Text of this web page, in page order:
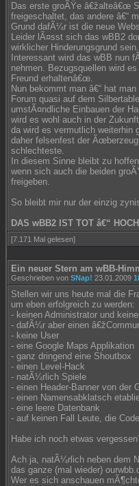
Das erste groÃŸe â€žalteâ€œ
freigeschaltet, das andere â€“
Grund dafÃ¼r ist die neue
Leider lÃ¤sst sich das wBB2
wirklicher Hinderungsgrund sein.
Interessant wird das wBB nun
nehmen. Bezugsquellen wird
Freund erhaltenâ€œ.
Nun bekommt man â€“ hat
Forum quasi auf dem
umstÃ¤ndliche Einbauen der
wird es wohl auch in der
da wird es vermutlich weiterhin
daher felsenfest der
schlechteste.
In diesem Sinne bleibt zu
wenn sich auch die beiden
freigeben.
So bleibt mir nur der einzig
DAS wBB2 IST TOT â€“
[7.171 Mal gelesen]
Ein neuer Stern am wBB-
Geschrieben von SNap! 23.01.2009
Stellen wir uns heute mal die
um eben erfolgreich zu werden:
- keinen Administrator und
- dafÃ¼r aber einen
- keine User
- eine Google Maps Applikation
- ganz dringend eine Shoutbox
- einen Level-Hack
- natÃ¼rlich Spiele
- einen Header-Banner von der
- einen Namensabklatsch
- eine leere Datenbank
- auf keinen Fall Leute, die
Habe ich noch etwas
Ach ja, natÃ¼rlich neben dem
das ganze (mal wieder)
Wer es sich anschauen